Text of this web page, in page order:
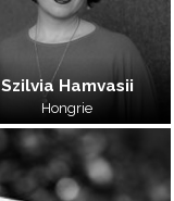
Szilvia Hamvasii
Hongrie